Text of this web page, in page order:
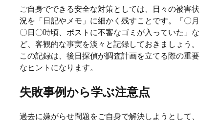
ご自身でできる安全な対策としては、日々の被害状
況を「日記やメモ」に細かく残すことです。「〇月
〇日〇時頃、ポストに不審なゴミが入っていた」な
ど、客観的な事実を淡々と記録しておきましょう。
この記録は、後日探偵が調査計画を立てる際の重要
なヒントになります。
失敗事例から学ぶ注意点
過去に嫌がらせ問題をご自身で解決しようとして、